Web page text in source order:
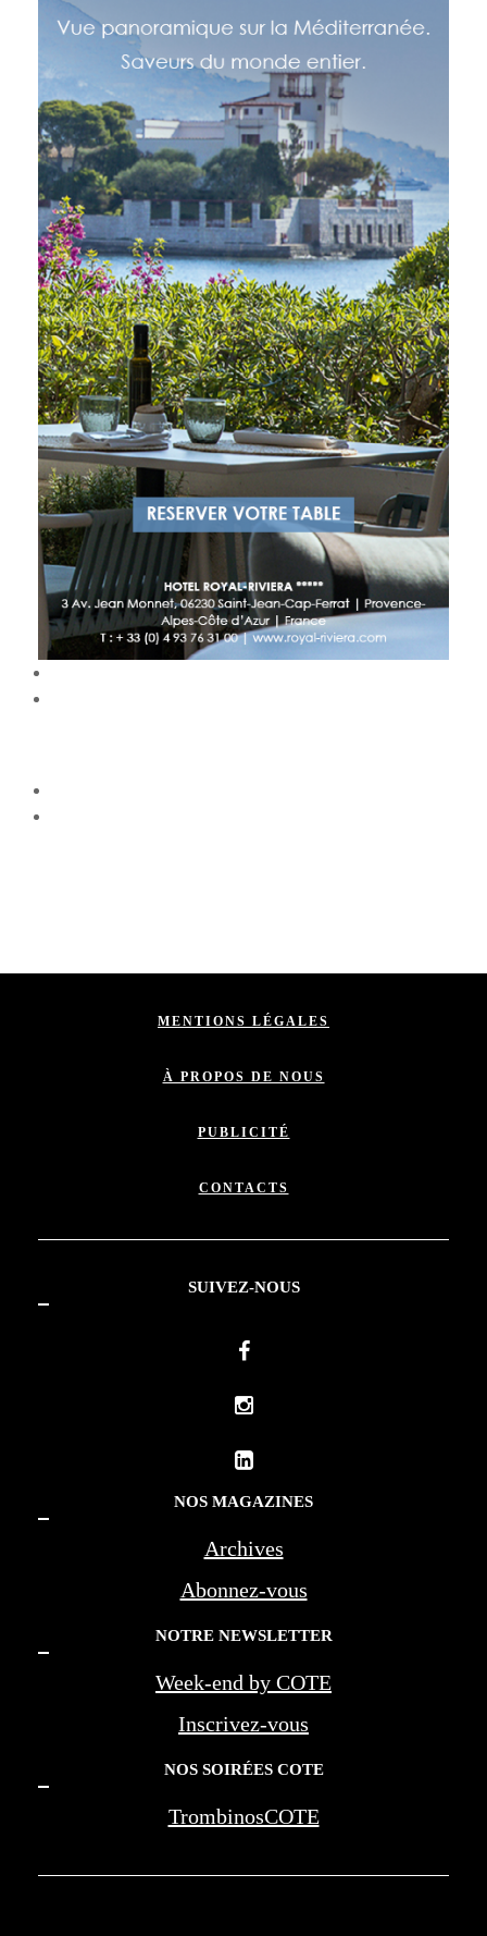
MENTIONS LÉGALES
À PROPOS DE NOUS
PUBLICITÉ
CONTACTS
SUIVEZ-NOUS
NOS MAGAZINES
Archives
Abonnez-vous
NOTRE NEWSLETTER
Week-end by COTE
Inscrivez-vous
NOS SOIRÉES COTE
TrombinosCOTE